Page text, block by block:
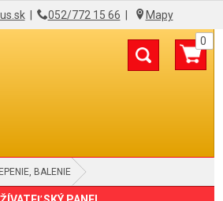
| 052/772 15 66 Mapy
0
BALENIE